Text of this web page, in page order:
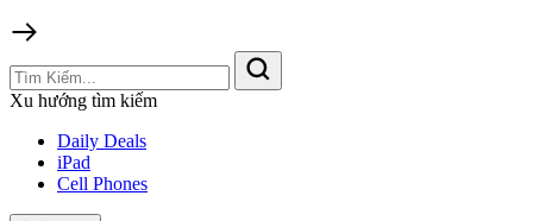
Xu hướng tìm kiếm
Daily Deals
iPad
Cell Phones